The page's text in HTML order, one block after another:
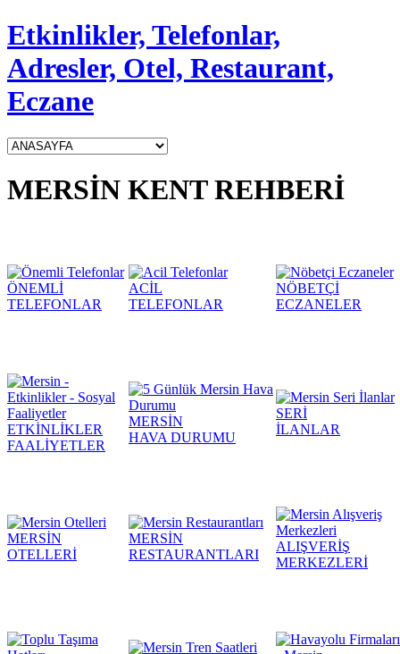
Etkinlikler, Telefonlar,
Adresler, Otel, Restaurant,
Eczane
MERSİN KENT REHBERİ
ÖNEMLİ
TELEFONLAR
ACİL
TELEFONLAR
NÖBETÇİ
ECZANELER
ETKİNLİKLER
FAALİYETLER
MERSİN
HAVA DURUMU
SERİ
İLANLAR
MERSİN
OTELLERİ
MERSİN
RESTAURANTLARI
ALIŞVERİŞ
MERKEZLERİ